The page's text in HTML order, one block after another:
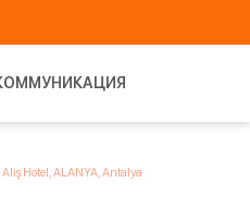
Hotel, ALANYA, Antalya